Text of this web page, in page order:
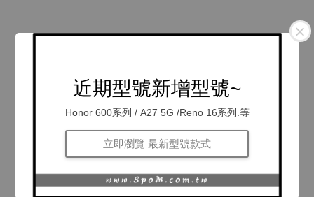
近期型號新增型號~
Honor 600系列 / A27 5G /Reno 16系列.等
立即瀏覽 最新型號款式